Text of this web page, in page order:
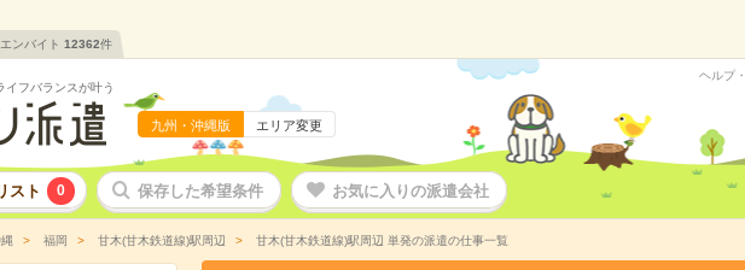
エンバイト 12362件
イフバランスが叶う
九州・沖縄版 エリア変更
ヘルプ
スト 0 保存した希望条件 お気に入りの派遣会社
福岡 甘木(甘木鉄道線)駅周辺 甘木(甘木鉄道線)駅周辺 単発の派遣の仕事一覧